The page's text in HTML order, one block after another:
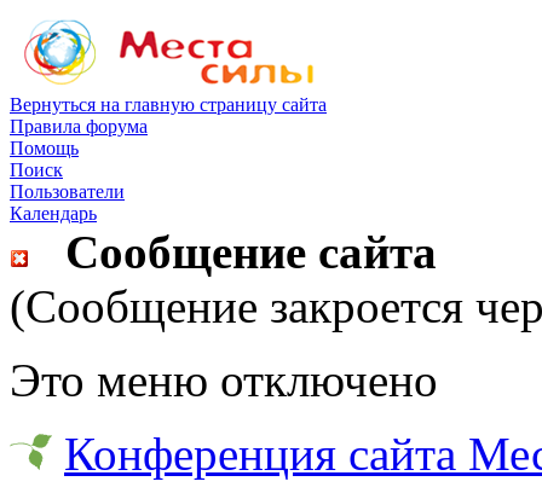
Вернуться на главную страницу сайта
Правила форума
Помощь
Поиск
Пользователи
Календарь
Сообщение сайта
(Сообщение закроется
Это меню отключено
Конференция сайта